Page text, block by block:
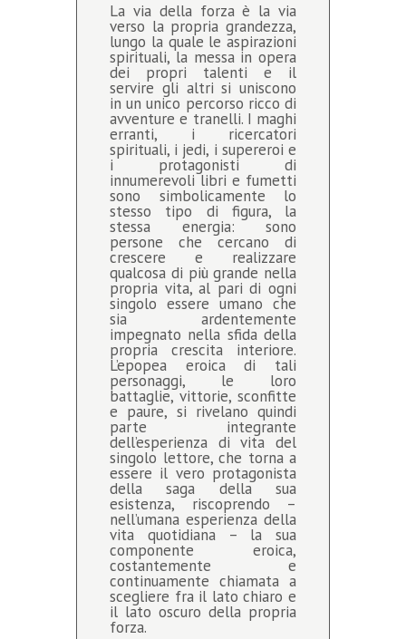
La via della forza è la via
verso la propria grandezza,
lungo la quale le aspirazioni
spirituali, la messa in opera
dei propri talenti e il
servire gli altri si uniscono
in un unico percorso ricco di
avventure e tranelli. I maghi
erranti, i ricercatori
spirituali, i jedi, i supereroi e
i protagonisti di
innumerevoli libri e fumetti
sono simbolicamente lo
stesso tipo di figura, la
stessa energia: sono
persone che cercano di
crescere e realizzare
qualcosa di più grande nella
propria vita, al pari di ogni
singolo essere umano che
sia ardentemente
impegnato nella sfida della
propria crescita interiore.
L’epopea eroica di tali
personaggi, le loro
battaglie, vittorie, sconfitte
e paure, si rivelano quindi
parte integrante
dell’esperienza di vita del
singolo lettore, che torna a
essere il vero protagonista
della saga della sua
esistenza, riscoprendo –
nell’umana esperienza della
vita quotidiana – la sua
componente eroica,
costantemente e
continuamente chiamata a
scegliere fra il lato chiaro e
il lato oscuro della propria
forza.